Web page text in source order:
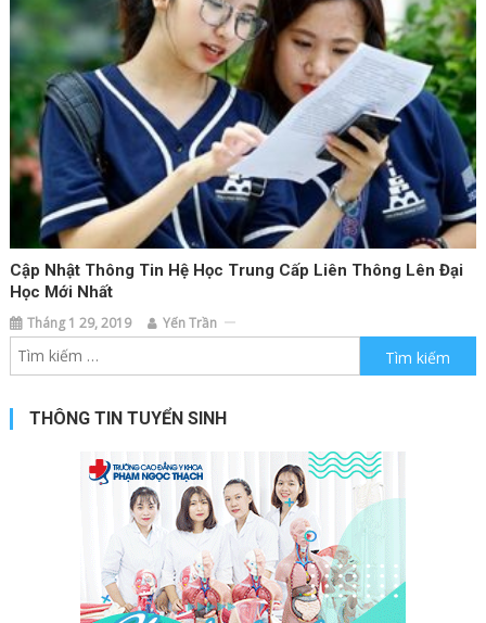
Cập Nhật Thông Tin Hệ Học Trung Cấp Liên Thông Lên Đại
Học Mới Nhất
Tháng 1 29, 2019 Yến Trần
Tìm kiếm cho:
THÔNG TIN TUYỂN SINH